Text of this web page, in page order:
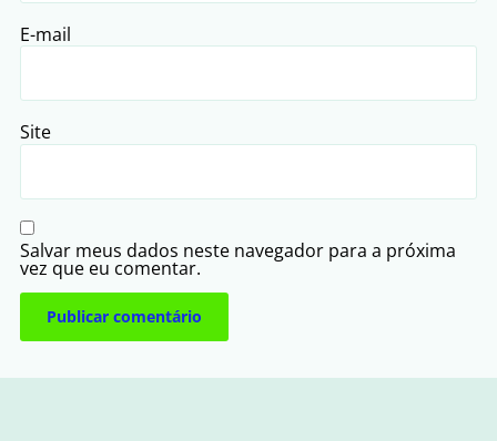
E-mail
Site
Salvar meus dados neste navegador para a próxima
vez que eu comentar.